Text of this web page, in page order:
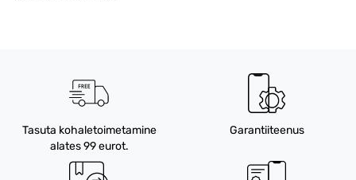
Tasuta kohaletoimetamine
alates 99 eurot.
Garantiiteenus